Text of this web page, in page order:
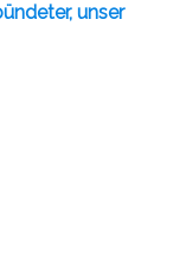
unser